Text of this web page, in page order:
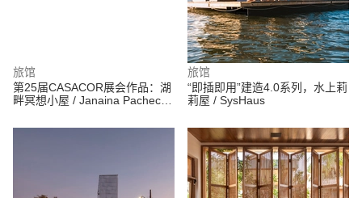
旅馆
第25届CASACOR展会作品：湖
畔冥想小屋 / Janaina Pacheco
旅馆
“即插即用”建造4.0系列，水上莉
莉屋 / SysHaus